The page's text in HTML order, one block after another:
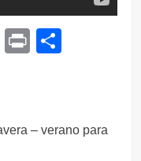
Print
– verano para